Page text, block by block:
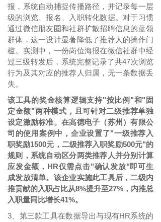
报，系统自动捕捉传播路径，并记录每一层
级的浏览、报名、入职转化数据。对于习惯
通过微信朋友圈和社群扩散招聘信息的蓝领
群体，这一设计显著降低了推荐人的操作门
槛。实测中，一份岗位海报在微信社群中经
过三级转发后，系统完整记录了共47次浏览
行为及其对应的推荐人归属，无一条数据丢
失。
该工具的奖金核算逻辑支持"按比例"和"固
定金额"两种模式，且可针对二级推荐单独
设定激励标准。在高德电子（苏州）有限公
司的使用案例中，企业设置了"一级推荐入
职奖励1500元，二级推荐入职奖励500元"的
规则，系统自动区分两类推荐人并分别计算
应发金额，HR仅需点击"确认发放"即可生
成发放清单。该企业实施此工具后，二级内
推贡献的入职占比从8%提升至27%，内推总
入职量同比增长41%。
3、第三款工具在数据导出与现有HR系统的